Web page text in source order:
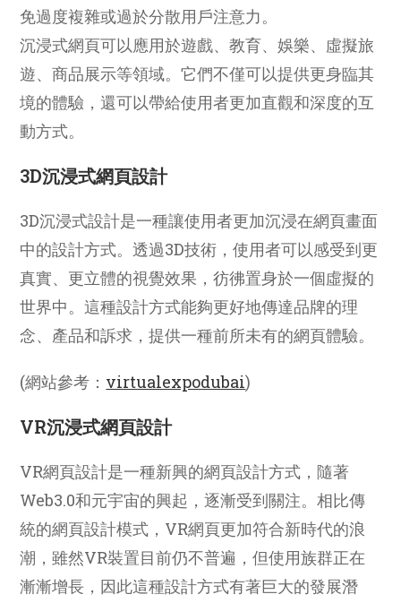
免過度複雜或過於分散用戶注意力。
沉浸式網頁可以應用於遊戲、教育、娛樂、虛擬旅
遊、商品展示等領域。它們不僅可以提供更身臨其
境的體驗，還可以帶給使用者更加直觀和深度的互
動方式。
3D沉浸式網頁設計
3D沉浸式設計是一種讓使用者更加沉浸在網頁畫面
中的設計方式。透過3D技術，使用者可以感受到更
真實、更立體的視覺效果，彷彿置身於一個虛擬的
世界中。這種設計方式能夠更好地傳達品牌的理
念、產品和訴求，提供一種前所未有的網頁體驗。
(網站參考： virtualexpodubai)
VR沉浸式網頁設計
VR網頁設計是一種新興的網頁設計方式，隨著
Web3.0和元宇宙的興起，逐漸受到關注。相比傳
統的網頁設計模式，VR網頁更加符合新時代的浪
潮，雖然VR裝置目前仍不普遍，但使用族群正在
漸漸增長，因此這種設計方式有著巨大的發展潛